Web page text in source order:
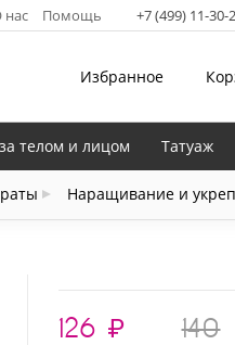
нас Помощь +7 (499) 11-30-
Избранное
Наращивание и
телом и лицом Татуаж
126 ₽ 140